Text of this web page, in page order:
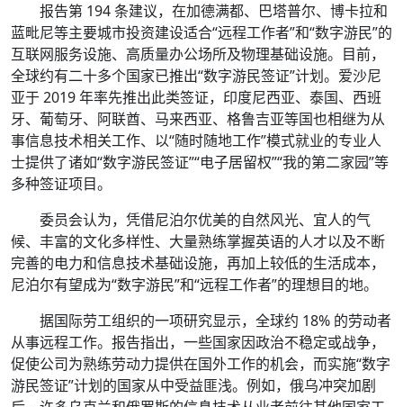
报告第 194 条建议，在加德满都、巴塔普尔、博卡拉和
蓝毗尼等主要城市投资建设适合“远程工作者”和“数字游民”的
互联网服务设施、高质量办公场所及物理基础设施。目前，
全球约有二十多个国家已推出“数字游民签证”计划。爱沙尼
亚于 2019 年率先推出此类签证，印度尼西亚、泰国、西班
牙、葡萄牙、阿联酋、马来西亚、格鲁吉亚等国也相继为从
事信息技术相关工作、以“随时随地工作”模式就业的专业人
士提供了诸如“数字游民签证”“电子居留权”“我的第二家园”等
多种签证项目。
委员会认为，凭借尼泊尔优美的自然风光、宜人的气
候、丰富的文化多样性、大量熟练掌握英语的人才以及不断
完善的电力和信息技术基础设施，再加上较低的生活成本，
尼泊尔有望成为“数字游民”和“远程工作者”的理想目的地。
据国际劳工组织的一项研究显示，全球约 18% 的劳动者
从事远程工作。报告指出，一些国家因政治不稳定或战争，
促使公司为熟练劳动力提供在国外工作的机会，而实施“数字
游民签证”计划的国家从中受益匪浅。例如，俄乌冲突加剧